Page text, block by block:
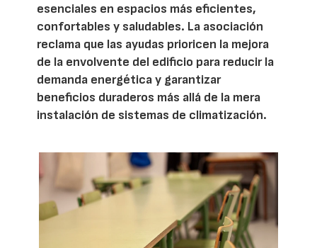
esenciales en espacios más eficientes,
confortables y saludables. La asociación
reclama que las ayudas prioricen la mejora
de la envolvente del edificio para reducir la
demanda energética y garantizar
beneficios duraderos más allá de la mera
instalación de sistemas de climatización.